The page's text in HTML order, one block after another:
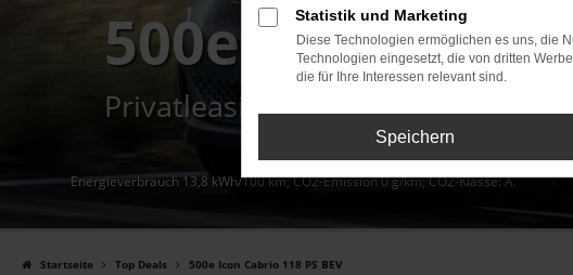
500e Icon
Privatleasing mit 4.000€
Energieverbrauch 13,8 kWh/100 km; CO2-Emission 0 g/km; CO2-Klasse: A.
Startseite Top Deals 500e Icon Cabrio 118 PS BEV
Statistik und Marketing
Diese Technologien ermöglichen es uns, die
Technologien eingesetzt, die von dritten
die für Ihre Interessen relevant sind.
Speichern